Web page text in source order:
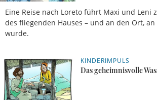
Eine Reise nach Loreto führt Maxi und Leni
des fliegenden Hauses – und an den Ort,
wurde.
KINDERIMPULS
Das geheimnisvolle
05.03.2026,
05 Uhr
Martin
Linner